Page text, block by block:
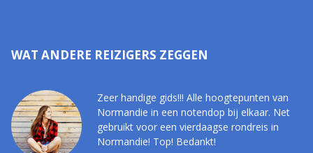
WAT ANDERE REIZIGERS ZEGGEN
Zeer handige gids!!! Alle hoogtepunten van
Normandie in een notendop bij elkaar. Net
gebruikt voor een vierdaagse rondreis in
Normandie! Top! Bedankt!